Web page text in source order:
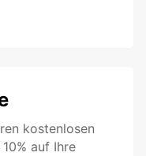
kostenlosen
auf Ihre